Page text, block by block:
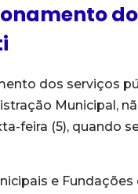
dos serviços
Municipal,
feira (5), quando
e